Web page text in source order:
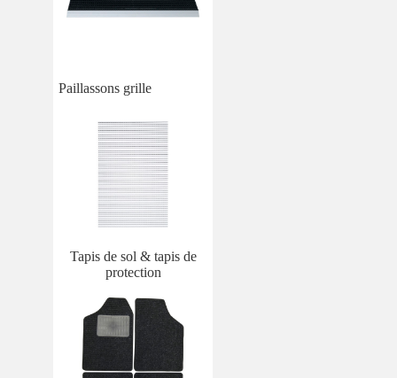
Paillassons grille
Tapis de sol & tapis de
protection